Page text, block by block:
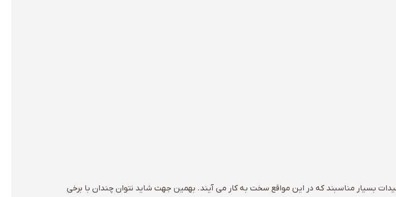
بسیار مناسبند که در این مواقع سخت به کار می آیند. بهمین جهت شاید نتوان چندان با برخی